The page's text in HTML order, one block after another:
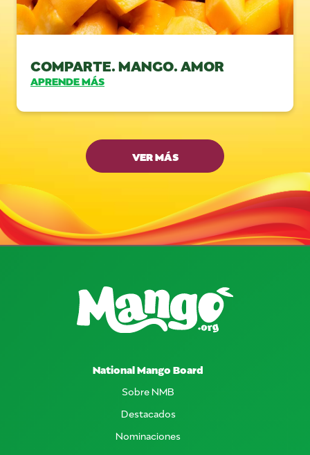
COMPARTE. MANGO. AMOR
APRENDE MÁS
VER MÁS
National Mango Board
Sobre NMB
Destacados
Nominaciones